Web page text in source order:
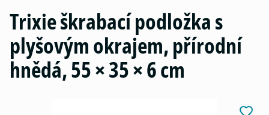
Trixie škrabací podložka s
plyšovým okrajem, přírodní
hnědá, 55 × 35 × 6 cm